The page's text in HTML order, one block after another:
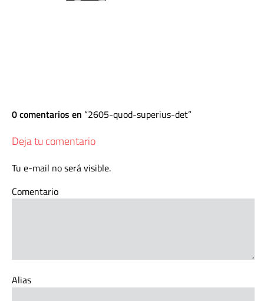
0 comentarios en 2605-quod-superius-det
Deja tu comentario
Tu e-mail no será visible.
Comentario
Alias